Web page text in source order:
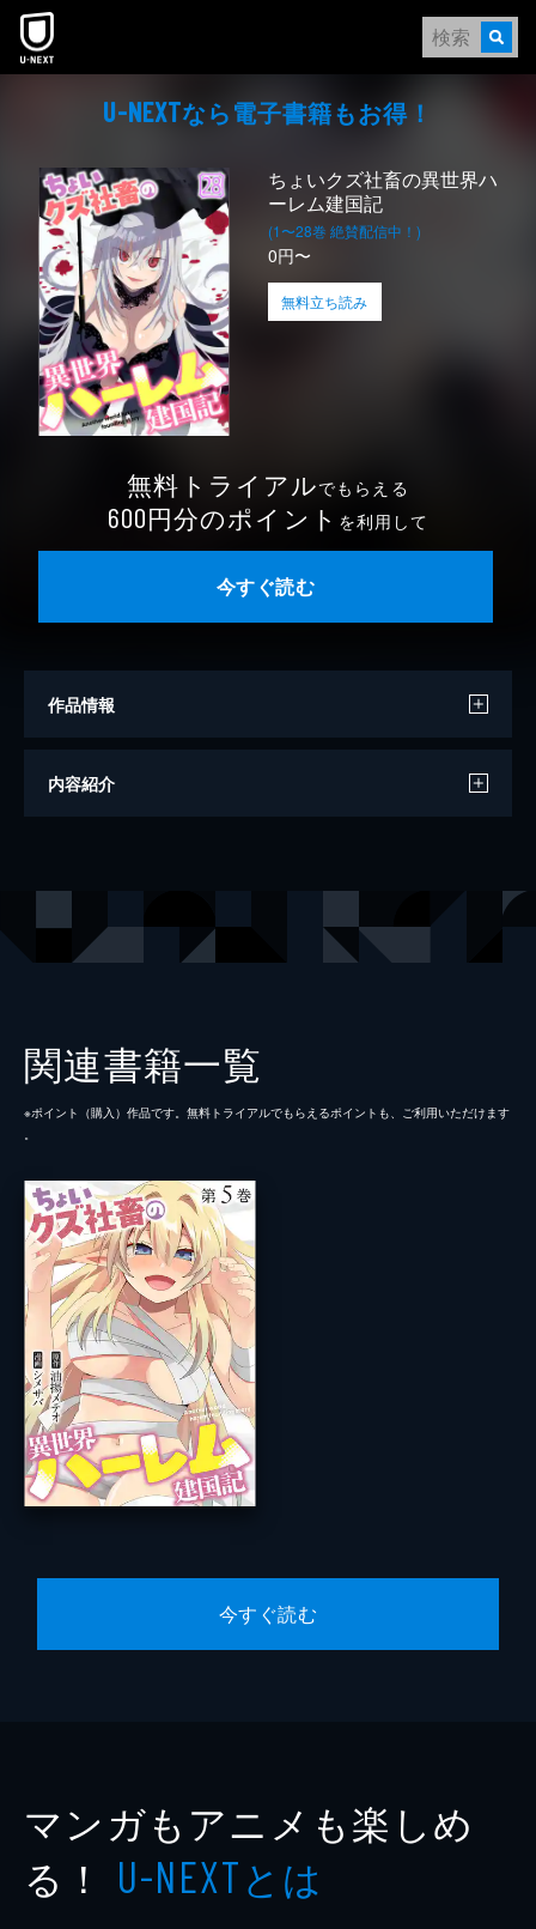
本文へスキップ
U-NEXTなら電⼦書籍もお得！
ちょいクズ社畜の異世界ハ
ーレム建国記
(1〜28巻 絶賛配信中！)
0円〜
無料立ち読み
無料トライアルでもらえる
600円分のポイント を利用して
今すぐ読む
作品情報
原作
レーベル GG-COMICS
内容紹介
関連書籍一覧
※ポイント（購⼊）作品です。無料トライアルでもらえるポイントも、ご利⽤いただけます
。
今すぐ読む
マンガもアニメも楽しめ
る！ U-NEXTとは